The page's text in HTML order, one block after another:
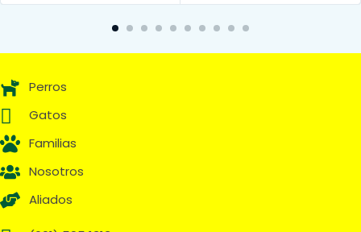
Perros
Gatos
Familias
Nosotros
Aliados